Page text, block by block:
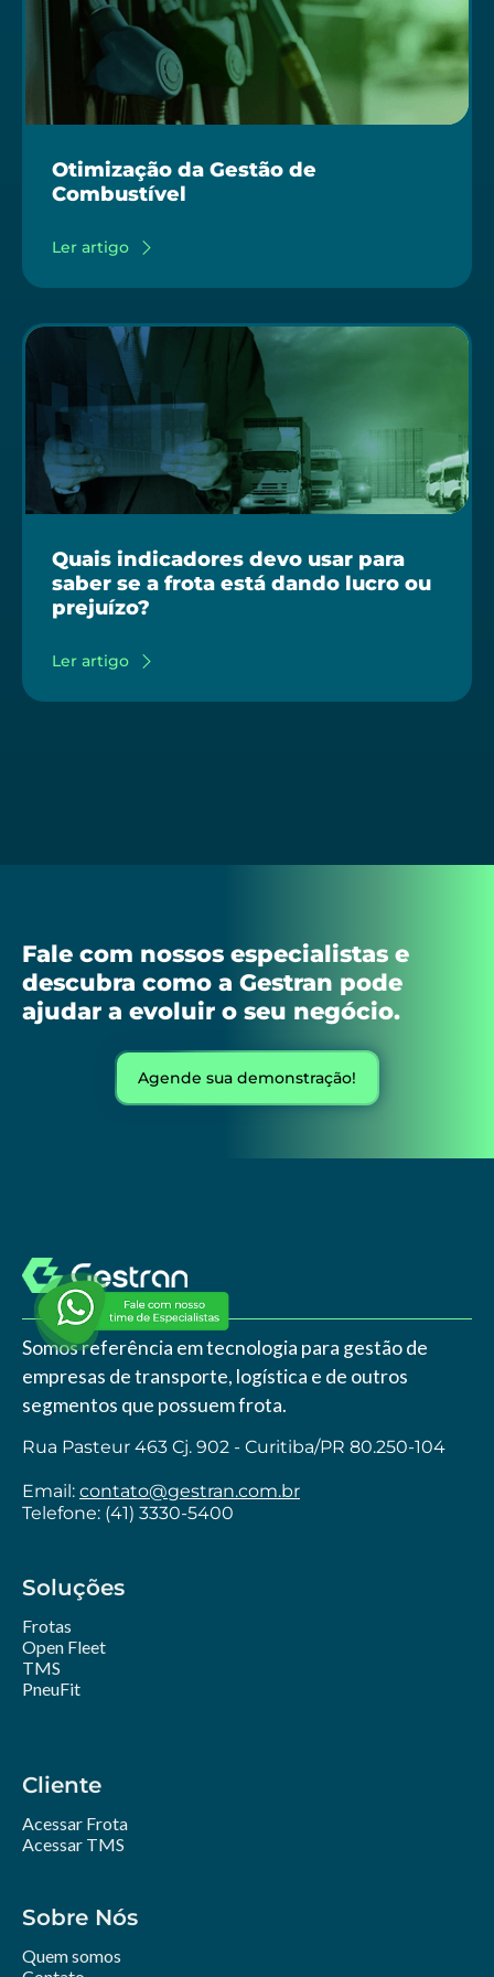
Otimização da Gestão de
Combustível
Ler artigo
Quais indicadores devo usar para
saber se a frota está dando lucro ou
prejuízo?
Ler artigo
Fale com nossos especialistas e
descubra como a Gestran pode
ajudar a evoluir o seu negócio.
Agende sua demonstração!
Soluções
Frotas
Open Fleet
TMS
PneuFit
Cliente
Acessar Frota
Acessar TMS
Sobre Nós
Quem somos
Somos referência em tecnologia para gestão de
empresas de transporte, logística e de outros
segmentos que possuem frota.
Rua Pasteur 463 Cj. 902 - Curitiba/PR 80.250-104
Email: contato@gestran.com.br
Telefone: (41) 3330-5400